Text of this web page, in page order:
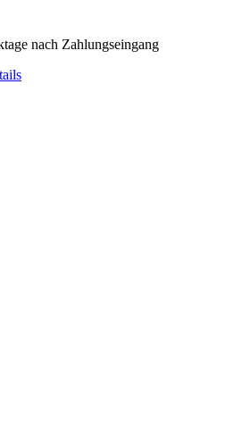
nach Zahlungseingang